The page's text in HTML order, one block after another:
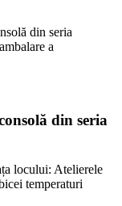
din seria
locului: Atelierele
temperaturi